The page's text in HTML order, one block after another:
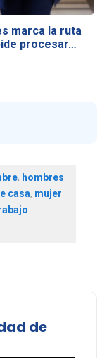
marca la ruta
procesar…
, hombres
casa, mujer
de